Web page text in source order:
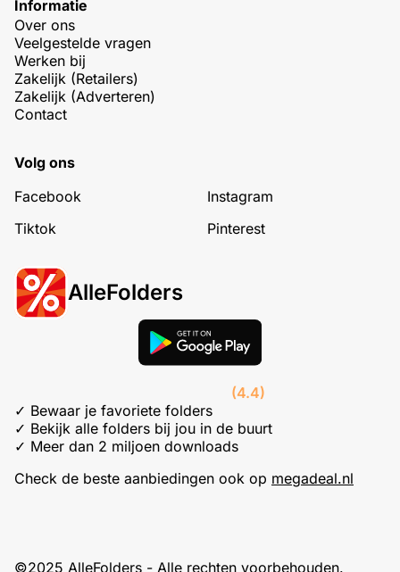
Informatie
Over ons
Veelgestelde vragen
Werken bij
Zakelijk (Retailers)
Zakelijk (Adverteren)
Contact
Volg ons
Facebook
Instagram
Tiktok
Pinterest
AlleFolders
(4.4)
✓ Bewaar je favoriete folders
✓ Bekijk alle folders bij jou in de buurt
✓ Meer dan 2 miljoen downloads
Check de beste aanbiedingen ook op megadeal.nl
©2025 AlleFolders - Alle rechten voorbehouden.